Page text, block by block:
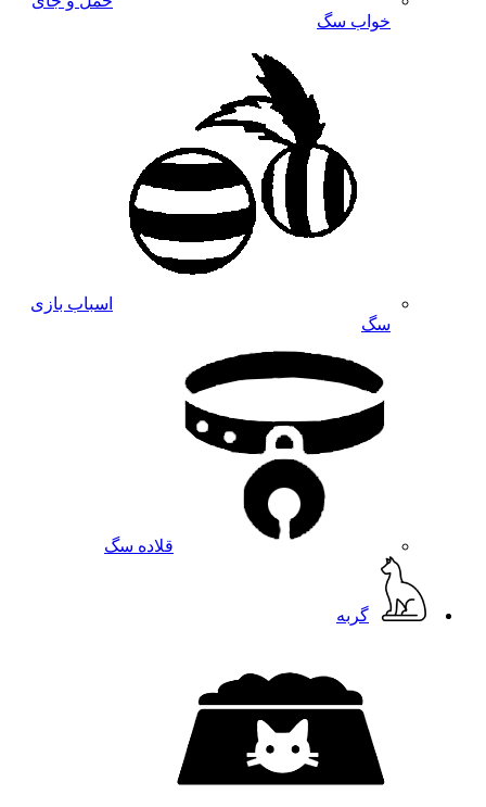
خواب سگ
اسباب بازی
سگ
قلاده سگ
گربه